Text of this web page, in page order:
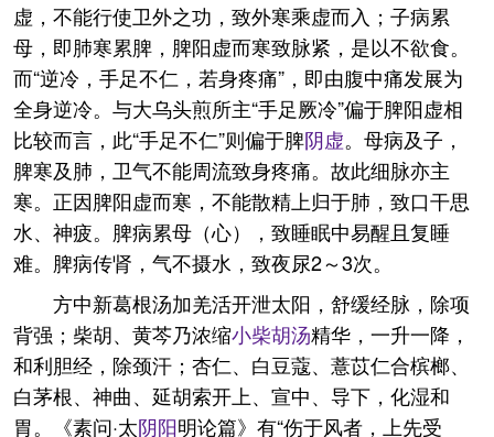
虚，不能行使卫外之功，致外寒乘虚而入；子病累
母，即肺寒累脾，脾阳虚而寒致脉紧，是以不欲食。
而“逆冷，手足不仁，若身疼痛”，即由腹中痛发展为
全身逆冷。与大乌头煎所主“手足厥冷”偏于脾阳虚相
比较而言，此“手足不仁”则偏于脾阴虚。母病及子，
脾寒及肺，卫气不能周流致身疼痛。故此细脉亦主
寒。正因脾阳虚而寒，不能散精上归于肺，致口干思
水、神疲。脾病累母（心），致睡眠中易醒且复睡
难。脾病传肾，气不摄水，致夜尿2～3次。
方中新葛根汤加羌活开泄太阳，舒缓经脉，除项
背强；柴胡、黄芩乃浓缩小柴胡汤精华，一升一降，
和利胆经，除颈汗；杏仁、白豆蔻、薏苡仁合槟榔、
白茅根、神曲、延胡索开上、宣中、导下，化湿和
胃。《素问·太阴阳明论篇》有“伤于风者，上先受